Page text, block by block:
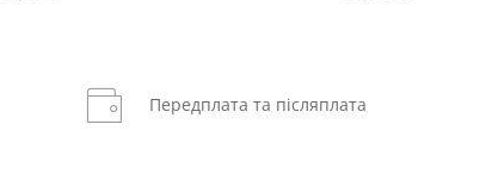
Передплата та післяплата